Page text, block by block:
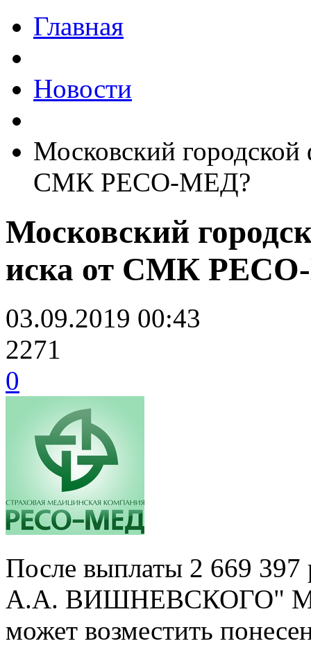
Главная
Новости
Московский
СМК РЕСО-МЕД?
Московский
иска от СМК
03.09.2019 00:43
2271
0
После выплаты 2 669
А.А. ВИШНЕВСКОГО" МО
может возместить